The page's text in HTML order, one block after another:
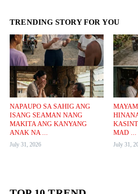
TRENDING STORY FOR YOU
NAPAUPO SA SAHIG ANG
ISANG SEAMAN NANG
MAKITA ANG KANYANG
ANAK NA ...
July 31, 2026
MAD ...
July 31,